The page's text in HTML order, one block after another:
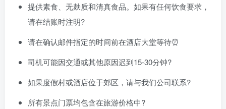
提供素食、无麸质和清真食品。如果有任何饮食要求，
请在结账时注明?
请在确认邮件指定的时间前在酒店大堂等待⏰
司机可能因交通或其他原因迟到15-30分钟?
如果度假村或酒店位于郊区，请与我们公司联系?
所有景点门票均包含在旅游价格中?